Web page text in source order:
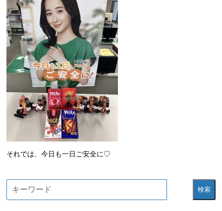
それでは、今日も一日ご安全に♡
検索